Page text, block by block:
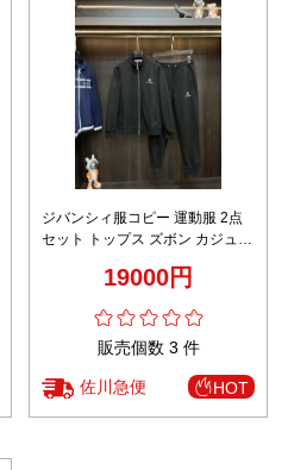
ジバンシィ服コピー 運動服 2点
セット トップス ズボン カジュア
19000円
販売個数 3 件
佐川急便 HOT